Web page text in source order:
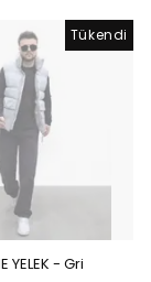
Tükendi
YELEK - Gri